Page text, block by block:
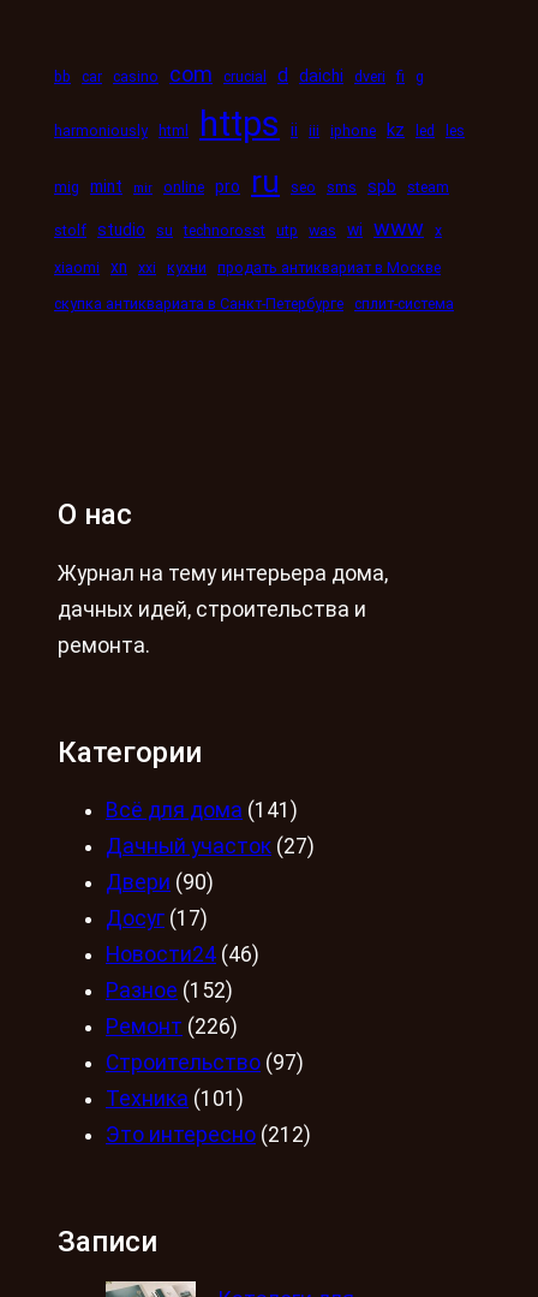
bb car casino com crucial d daichi dveri fi g
harmoniously html https ii iii iphone kz led les
mig mint mir online pro ru seo sms spb steam
stolf studio su technorosst utp was wi www x
xiaomi xn xxi кухни
продать антиквариат в Москве
скупка антиквариата в Санкт-Петербурге сплит-система
О нас
Журнал на тему интерьера дома,
дачных идей, строительства и
ремонта.
Категории
Всё для дома (141)
Дачный участок (27)
Двери (90)
Досуг (17)
Новости24 (46)
Разное (152)
Ремонт (226)
Строительство (97)
Техника (101)
Это интересно (212)
Записи